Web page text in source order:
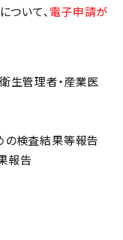
ついて、電子申請が
生管理者・産業医
の検査結果等報告
報告